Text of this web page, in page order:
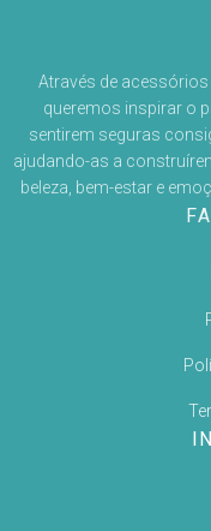
Através de
queremos inspirar o
sentirem seguras
ajudando-as a
beleza, bem-estar e